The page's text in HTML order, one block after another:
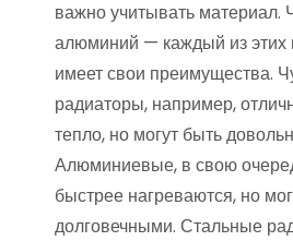
важно учитывать материал.
алюминий — каждый из этих
имеет свои преимущества.
радиаторы, например,
тепло, но могут быть
Алюминиевые, в свою
быстрее нагреваются, но
долговечными. Стальные